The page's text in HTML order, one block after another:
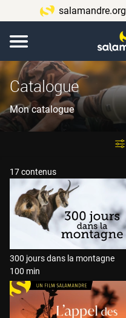
salamandre.org
Catalogue
Mon catalogue
17 contenus
300 jours dans la montagne
100 min